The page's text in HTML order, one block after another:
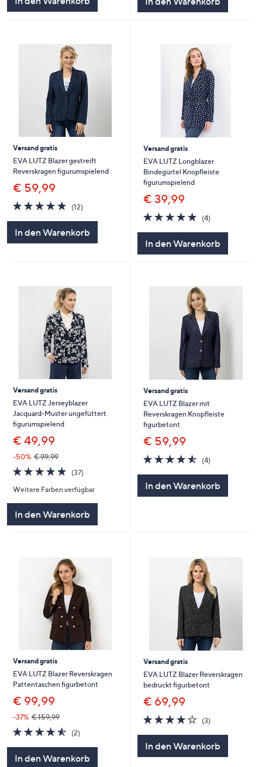
Versand gratis
EVA LUTZ Blazer gestreift
Reverskragen figurumspielend
€ 59,99
4.8
von
(12)12
In den Warenkorb
Versand gratis
EVA LUTZ Longblazer
Bindegürtel Knopfleiste
figurumspielend
€ 39,99
4.8
von
(4)4
In den Warenkorb
Versand gratis
EVA LUTZ Jerseyblazer
Jacquard-Muster ungefüttert
figurumspielend
€ 49,99
-50% € 99,99
4.7
von
5
(37)37
Weitere Farben verfügbar
In den Warenkorb
Versand gratis
EVA LUTZ Blazer mit
Reverskragen Knopfleiste
figurbetont
€ 59,99
4.5
von
(4)4
In den Warenkorb
Versand gratis
EVA LUTZ Blazer Reverskragen
Pattentaschen figurbetont
€ 99,99
-37% € 159,99
4.5
von
(2)2
In den Warenkorb
Versand gratis
EVA LUTZ Blazer Reverskragen
bedruckt figurbetont
€ 69,99
3.7
von
(3)3
In den Warenkorb